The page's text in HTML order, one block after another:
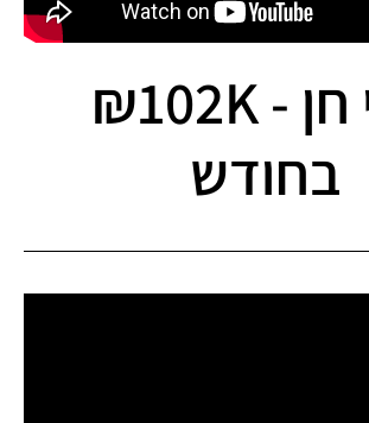
עדי חן - 102K₪
בחודש